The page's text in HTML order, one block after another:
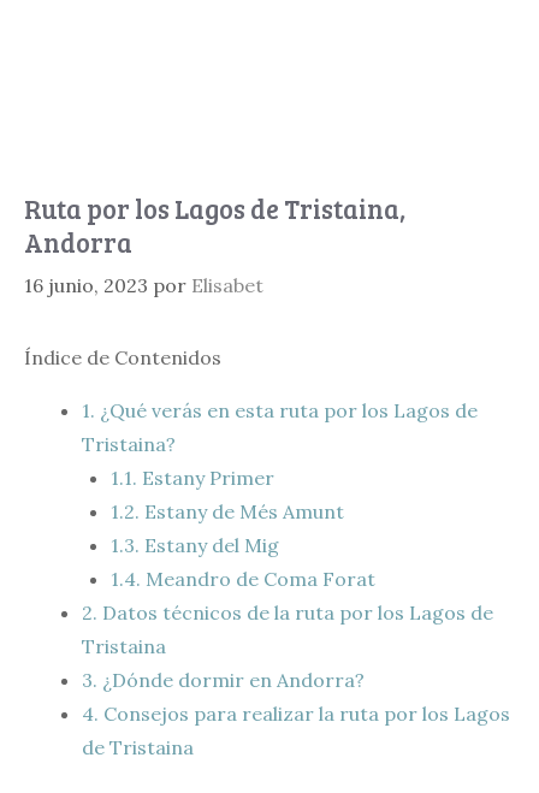
Ruta por los Lagos de Tristaina,
Andorra
16 junio, 2023 por Elisabet
Índice de Contenidos
1. ¿Qué verás en esta ruta por los Lagos de
Tristaina?
1.1. Estany Primer
1.2. Estany de Més Amunt
1.3. Estany del Mig
1.4. Meandro de Coma Forat
2. Datos técnicos de la ruta por los Lagos de
Tristaina
3. ¿Dónde dormir en Andorra?
4. Consejos para realizar la ruta por los Lagos
de Tristaina